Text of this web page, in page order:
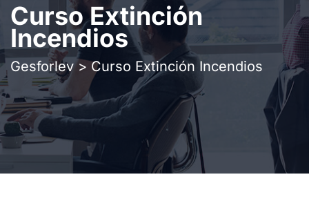
Curso Extinción
Incendios
Gesforlev>Curso Extinción Incendios